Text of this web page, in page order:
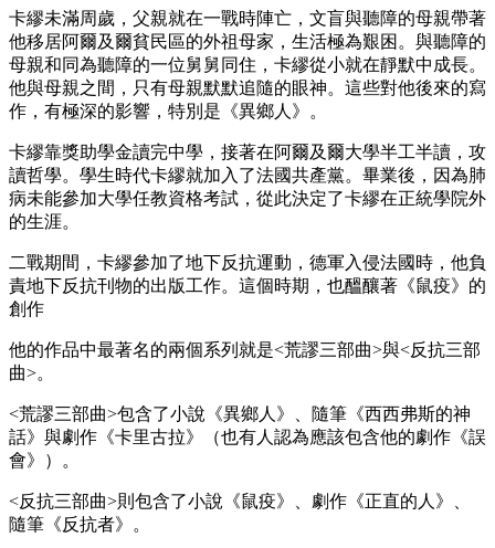
卡繆未滿周歲，父親就在一戰時陣亡，文盲與聽障的母親帶著
他移居阿爾及爾貧民區的外祖母家，生活極為艱困。與聽障的
母親和同為聽障的一位舅舅同住，卡繆從小就在靜默中成長。
他與母親之間，只有母親默默追隨的眼神。這些對他後來的寫
作，有極深的影響，特別是《異鄉人》。
卡繆靠獎助學金讀完中學，接著在阿爾及爾大學半工半讀，攻
讀哲學。學生時代卡繆就加入了法國共產黨。畢業後，因為肺
病未能參加大學任教資格考試，從此決定了卡繆在正統學院外
的生涯。
二戰期間，卡繆參加了地下反抗運動，德軍入侵法國時，他負
責地下反抗刊物的出版工作。這個時期，也醞釀著《鼠疫》的
創作
他的作品中最著名的兩個系列就是<荒謬三部曲>與<反抗三部
曲>。
<荒謬三部曲>包含了小說《異鄉人》、隨筆《西西弗斯的神
話》與劇作《卡里古拉》（也有人認為應該包含他的劇作《誤
會》）。
<反抗三部曲>則包含了小說《鼠疫》、劇作《正直的人》、
隨筆《反抗者》。